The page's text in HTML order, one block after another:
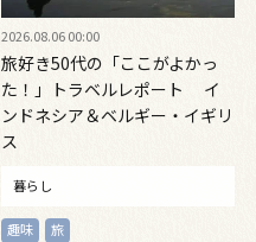
2026.08.06 00:00
旅好き50代の「ここがよかっ
た！」トラベルレポート イ
ンドネシア＆ベルギー・イギリ
ス
暮らし
趣味 旅